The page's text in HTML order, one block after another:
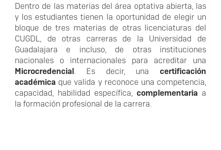
Dentro de las materias del área optativa abierta, las
y los estudiantes tienen la oportunidad de elegir un
bloque de tres materias de otras licenciaturas del
CUGDL, de otras carreras de la Universidad de
Guadalajara e incluso, de otras instituciones
nacionales o internacionales para acreditar una
Microcredencial. Es decir, una certificación
académica que valida y reconoce una competencia,
capacidad, habilidad específica, complementaria a
la formación profesional de la carrera.